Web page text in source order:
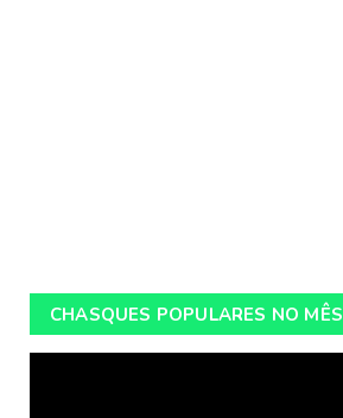
CHASQUES POPULARES NO MÊS